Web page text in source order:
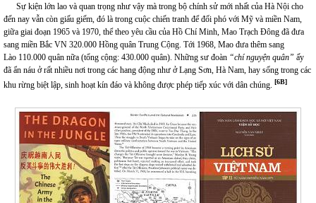
Sự kiện lớn lao và quan trọng như vậy mà trong bộ chính sử mới nhất của Hà Nội cho
đến nay vẫn còn giấu giếm, đó là trong cuộc chiến tranh để đối phó với Mỹ và miền Nam,
giữa giai đoạn 1965 và 1970, thể theo yêu cầu của Hồ Chí Minh, Mao Trạch Đông đã đưa
sang miền Bắc VN 320.000 Hồng quân Trung Cộng. Tới 1968, Mao đưa thêm sang
Lào 110.000 quân nữa (tổng cộng: 430.000 quân). Những sư đoàn “chí nguyện quân” ấy
đã ẩn náu ở rất nhiều nơi trong các hang động như ở Lạng Sơn, Hà Nam, hay sống trong các
khu rừng biệt lập, sinh hoạt kín đáo và không được phép tiếp xúc với dân chúng. [6B]